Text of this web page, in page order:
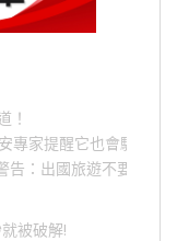
！
專家提醒它也會駭人成
告：出國旅遊不要做的
被破解!